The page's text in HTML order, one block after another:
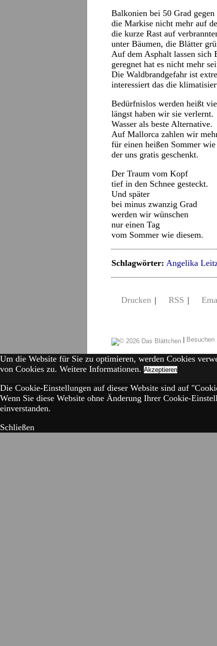
Balkonien bei 50 Grad
die Markise nicht mehr auf
die kurze Rast auf
unter Bäumen, die Blätter
Auf dem Asphalt lassen sich
geregnet hat es nicht mehr
Die Waldbrandgefahr ist
interessiert das die
Bedürfnislos werden heißt
längst haben wir sie verlernt.
Wasser als beste Alternative.
Auf Mallorca zahlen wir
für einen heißen Sommer wie
der uns gratis geschenkt.
Der Traum vom Kopf
tief in den Schnee gesteckt.
Und später
bei minus zwanzig Grad
werden wir wünschen
nur einen Tag
vom Sommer wie diesem.
Schlagwörter: Angelika
Drucken | RSS |
|
Um die Website für Sie zu optimieren, werden Cookies
von Cookies zu. Weitere Informationen. Akzeptieren
Die Cookie-Einstellungen auf dieser Website sind auf
Wenn Sie diese Website ohne Änderung Ihrer Cookie-
einverstanden.
Schließen